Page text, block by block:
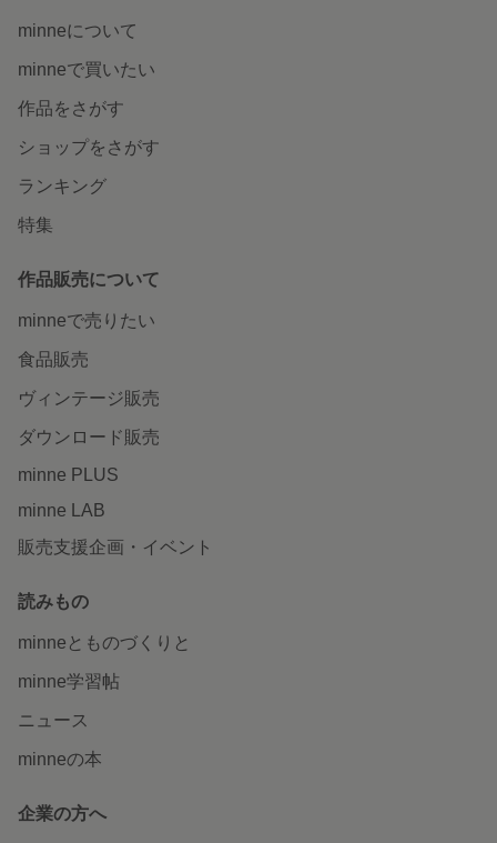
minneについて
minneで買いたい
作品をさがす
ショップをさがす
ランキング
特集
作品販売について
minneで売りたい
食品販売
ヴィンテージ販売
ダウンロード販売
minne PLUS
minne LAB
販売支援企画・イベント
読みもの
minneとものづくりと
minne学習帖
ニュース
minneの本
企業の方へ